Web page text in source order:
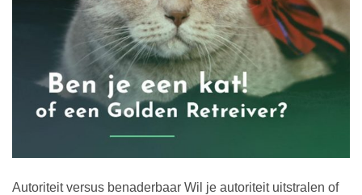
Autoriteit versus benaderbaar Wil je autoriteit uitstralen of